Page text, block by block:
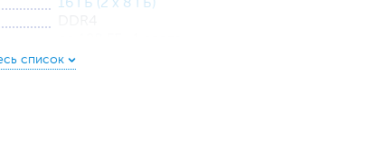
16 ГБ (2 x 8 ГБ)